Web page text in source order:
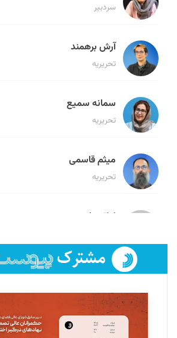
سردبیر
آرش برهمند
تحریریه
سمانه سمیع
تحریریه
میثم قاسمی
تحریریه
لیلا حنارود
فائزه فتحی رستمی
تحریریه
سروش کرمیان